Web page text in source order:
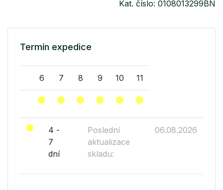
Kat. číslo: 0108013299BN
Termín expedice
6 7 8 9 10 11
4 -
7
dní
Poslední
aktualizace
skladu:
06.08.2026